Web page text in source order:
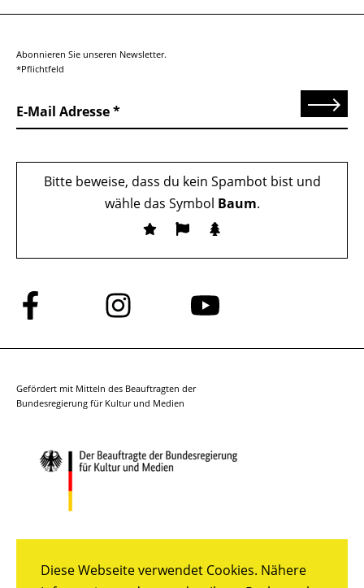
Diese Webseite verwendet Cookies. Nähere
Abonnieren Sie unseren Newsletter.
*Pflichtfeld
E-Mail Adresse Senden
Bitte beweise, dass du kein Spambot bist und
wähle das Symbol Baum.
Folge
uns
auf
Folge
uns
auf
Folge
auf
Gefördert mit Mitteln des Beauftragten der
Bundesregierung für Kultur und Medien